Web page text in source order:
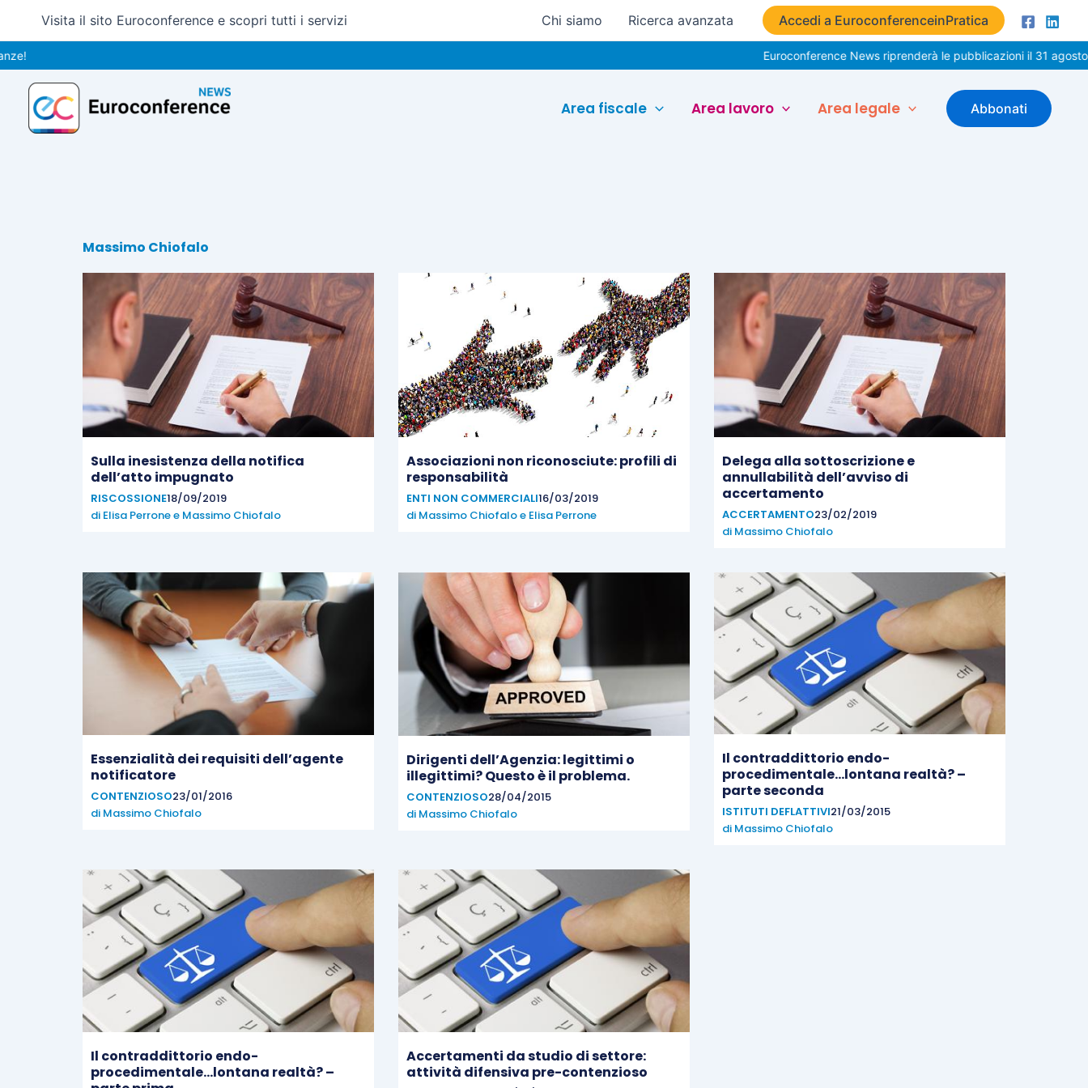
contenuto
Visita il sito Euroconference e scopri tutti i servizi Chi siamo Ricerca avanzata Accedi a EuroconferenceinPratica
Euroconference News riprenderà le pubblicazioni il 31 agosto.
Area fiscale Area lavoro Area legale Abbonati
Massimo Chiofalo
Sulla inesistenza della notifica
dell’atto impugnato
RISCOSSIONE18/09/2019
di Elisa Perronee Massimo Chiofalo
Associazioni non riconosciute: profili di
responsabilità
ENTI NON COMMERCIALI16/03/2019
di Massimo Chiofaloe Elisa Perrone
Delega alla sottoscrizione e
annullabilità dell’avviso di
accertamento
ACCERTAMENTO23/02/2019
di Massimo Chiofalo
Essenzialità dei requisiti dell’agente
notificatore
CONTENZIOSO23/01/2016
di Massimo Chiofalo
Dirigenti dell’Agenzia: legittimi o
illegittimi? Questo è il problema.
CONTENZIOSO28/04/2015
di Massimo Chiofalo
Il contraddittorio endo-
procedimentale…lontana realtà? –
parte seconda
ISTITUTI DEFLATTIVI21/03/2015
di Massimo Chiofalo
Il contraddittorio endo-
procedimentale…lontana realtà? –
Accertamenti da studio di settore:
attività difensiva pre-contenzioso